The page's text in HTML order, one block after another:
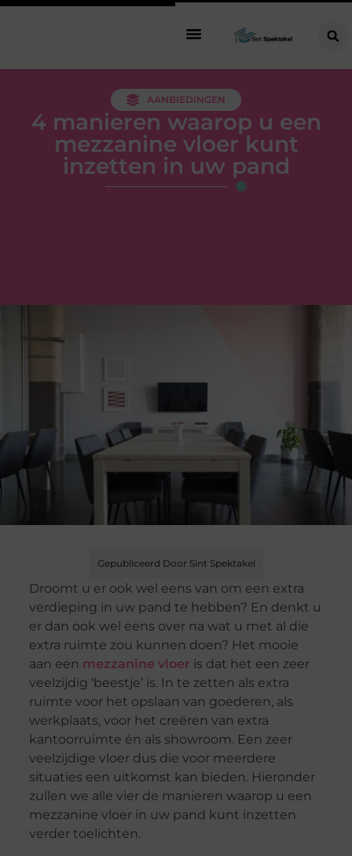
AANBIEDINGEN
4 manieren waarop u een
mezzanine vloer kunt
inzetten in uw pand
Gepubliceerd Door Sint Spektakel
Droomt u er ook wel eens van om een extra
verdieping in uw pand te hebben? En denkt u
er dan ook wel eens over na wat u met al die
extra ruimte zou kunnen doen? Het mooie
aan een mezzanine vloer is dat het een zeer
veelzijdig ‘beestje’ is. In te zetten als extra
ruimte voor het opslaan van goederen, als
werkplaats, voor het creëren van extra
kantoorruimte én als showroom. Een zeer
veelzijdige vloer dus die voor meerdere
situaties een uitkomst kan bieden. Hieronder
zullen we alle vier de manieren waarop u een
mezzanine vloer in uw pand kunt inzetten
verder toelichten.